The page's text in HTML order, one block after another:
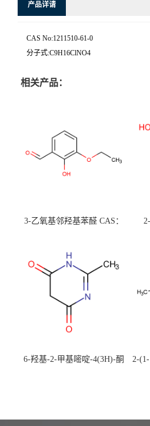
产品详请
CAS No:1211510-61-0
分子式:C9H16ClNO4
相关产品：
3-乙氧基邻羟基苯醛 CAS：
校可先用后付
6-羟基-2-甲基嘧啶-4(3H)-酮
2-